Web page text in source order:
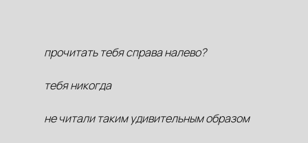
прочитать тебя справа налево?
тебя никогда
не читали таким удивительным образом